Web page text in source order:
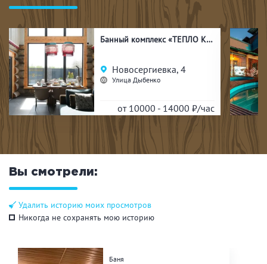
Банный комплекс «ТЕПЛО КЕЛО»
Новосергиевка, 4
Улица Дыбенко
от 10000 - 14000 ₽/час
Вы смотрели:
Удалить историю моих просмотров
Никогда не сохранять мою историю
Баня